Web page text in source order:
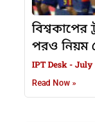
বিশ্বকাপের
পরও নিয়ম
IPT Desk July
Read Now »